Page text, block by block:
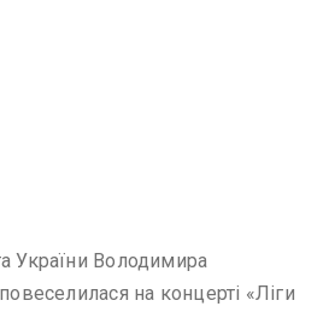
України Володимира
на концерті «Ліги